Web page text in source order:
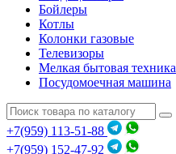
Бойлеры
Котлы
Колонки газовые
Телевизоры
Мелкая бытовая техника
Посудомоечная машина
+7(959) 113-51-88
+7(959) 152-47-92